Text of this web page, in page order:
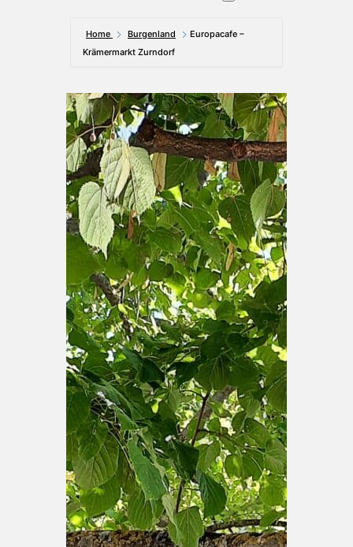
Home Burgenland
Europacafe –
Krämermarkt Zurndorf